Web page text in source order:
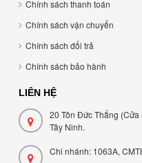
Chính sách thanh toán
Chính sách vận chuyển
Chính sách đổi trả
Chính sách bảo hành
LIÊN HỆ
20 Tôn Đức Thắng
Tây Ninh.
Chi nhánh: 1063A,